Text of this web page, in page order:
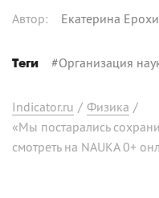
Автор: Екатерина
Теги #Организация
Indicator.ru / Физика /
«Мы постарались
смотреть на NAUKA 0+